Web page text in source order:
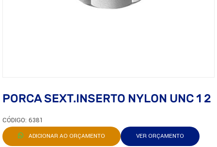
PORCA SEXT.INSERTO NYLON UNC 1 2
CÓDIGO: 6381
ADICIONAR AO ORÇAMENTO VER ORÇAMENTO